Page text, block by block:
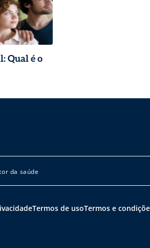
Qual é o
da saúde
Termos de usoTermos e